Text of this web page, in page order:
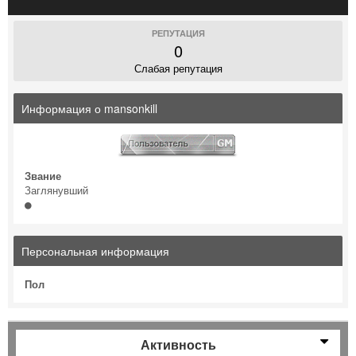
РЕПУТАЦИЯ
0
Слабая репутация
Информация о mansonkill
Звание
Заглянувший
Персональная информация
Пол
Активность